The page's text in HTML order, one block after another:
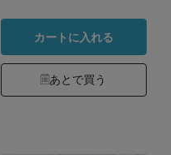
カートに入れる
あとで買う